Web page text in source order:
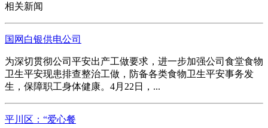
相关新闻
国网白银供电公司
为深切贯彻公司平安出产工做要求，进一步加强公司食堂食物
卫生平安现患排查整治工做，防备各类食物卫生平安事务发
生，保障职工身体健康。4月22日，...
平川区：“爱心餐